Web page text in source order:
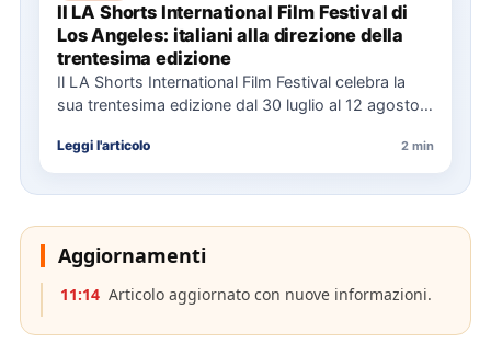
Il LA Shorts International Film Festival di
Los Angeles: italiani alla direzione della
trentesima edizione
Il LA Shorts International Film Festival celebra la
sua trentesima edizione dal 30 luglio al 12 agosto,
Leggi l'articolo 2 min
Aggiornamenti
11:14 Articolo aggiornato con nuove informazioni.